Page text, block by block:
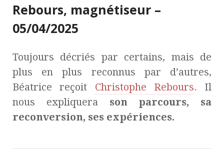
Rebours, magnétiseur –
05/04/2025
Toujours décriés par certains, mais de
plus en plus reconnus par d’autres,
Béatrice reçoit Christophe Rebours. Il
nous expliquera son parcours, sa
reconversion, ses expériences.